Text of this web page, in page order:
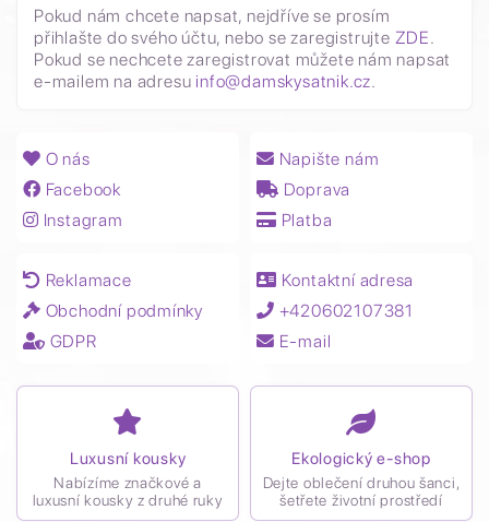
Pokud nám chcete napsat, nejdříve se prosím
přihlašte do svého účtu, nebo se zaregistrujte ZDE.
Pokud se nechcete zaregistrovat můžete nám napsat
e-mailem na adresu info@damskysatnik.cz.
O nás
Facebook
Instagram
Napište nám
Doprava
Platba
Reklamace
Obchodní podmínky
GDPR
Kontaktní adresa
+420602107381
E-mail
Luxusní kousky
Nabízíme značkové a
luxusní kousky z druhé ruky
Ekologický e-shop
Dejte oblečení druhou šanci,
šetřete životní prostředí